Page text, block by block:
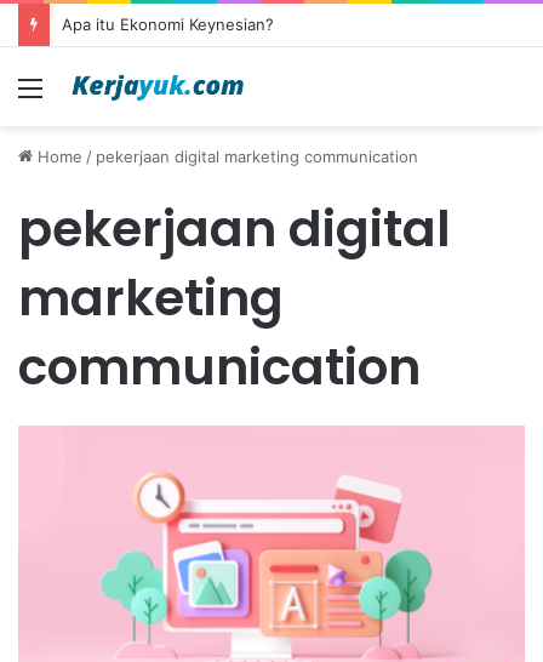
Apa itu Ekonomi Keynesian?
Menu
Home / pekerjaan digital marketing communication
pekerjaan digital
marketing
communication